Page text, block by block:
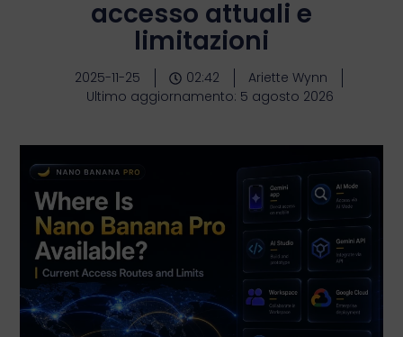
accesso attuali e
limitazioni
2025-11-25 02:42
Ariette Wynn
Ultimo aggiornamento: 5 agosto 2026